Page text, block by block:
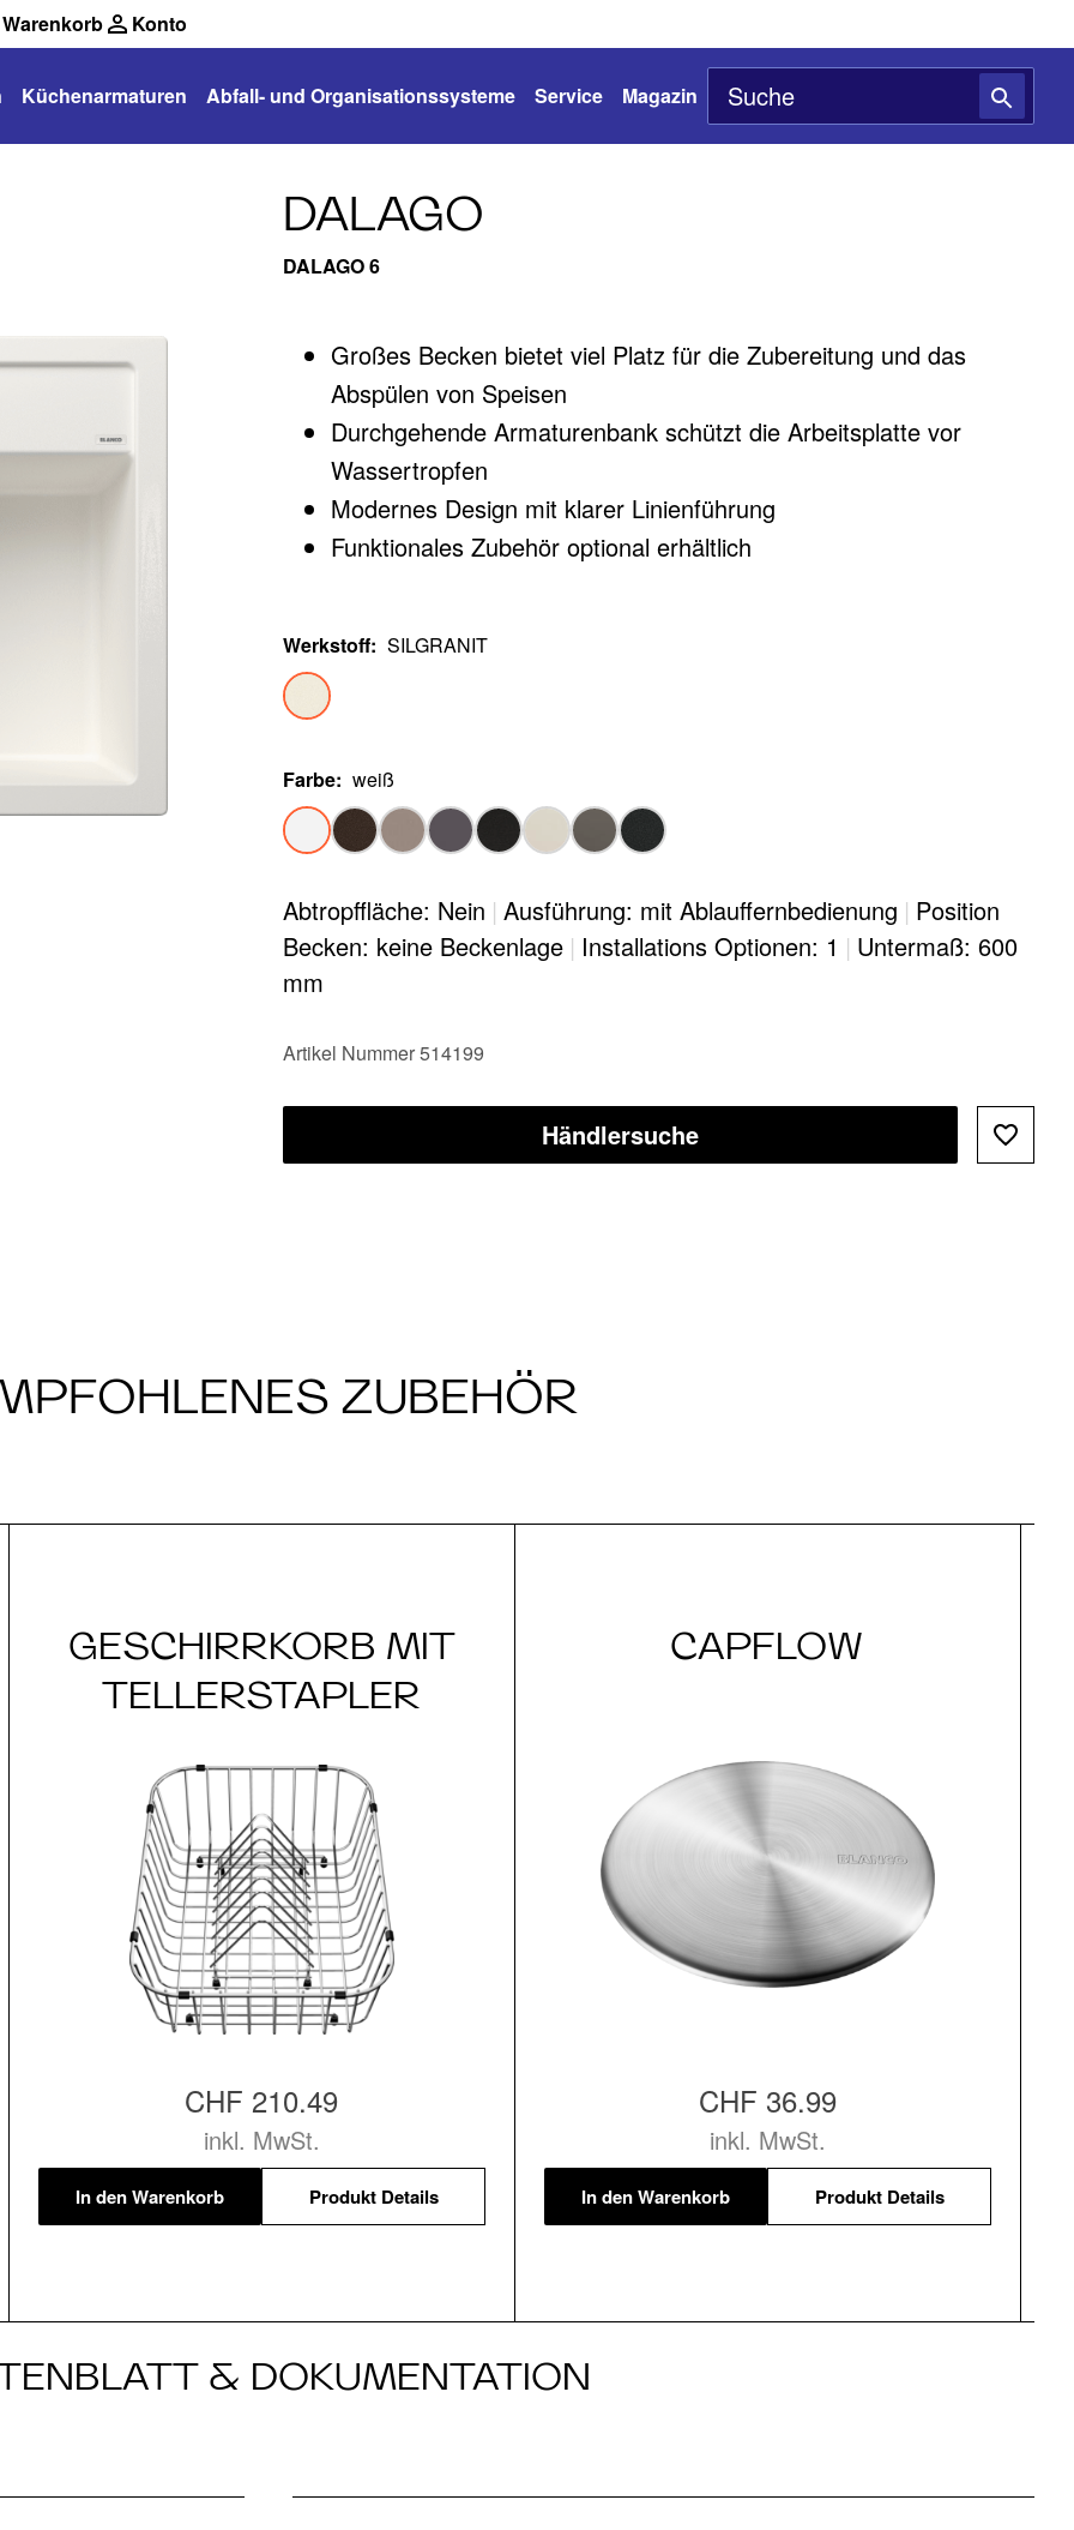
Warenkorb Konto
Küchenarmaturen Abfall- und Organisationssysteme Service Magazin
DALAGO
DALAGO 6
Großes Becken bietet viel Platz für die Zubereitung und das
Abspülen von Speisen
Durchgehende Armaturenbank schützt die Arbeitsplatte vor
Wassertropfen
Modernes Design mit klarer Linienführung
Funktionales Zubehör optional erhältlich
Werkstoff: SILGRANIT
Farbe: weiß
Abtropffläche: Nein | Ausführung: mit Ablauffernbedienung | Position
Becken: keine Beckenlage | Installations Optionen: 1 | Untermaß: 600
mm
Artikel Nummer 514199
Händlersuche
ZUBEHÖR
GESCHIRRKORB MIT
TELLERSTAPLER
CHF 210.49
inkl. MwSt.
In den Warenkorb Produkt Details
CAPFLOW
CHF 36.99
inkl. MwSt.
In den Warenkorb Produkt Details
& DOKUMENTATION